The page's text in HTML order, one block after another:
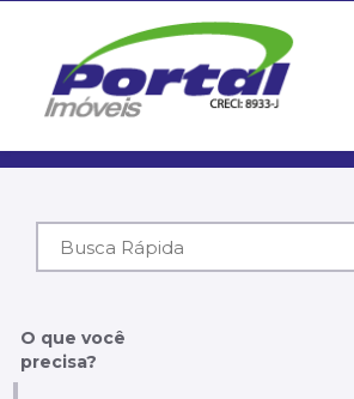
O que você
precisa?